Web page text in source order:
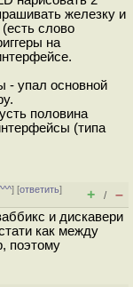
железку и
слово
на
- упал основной
половина
(типа
] [ответить]
+ / –
и дискавери
как между
поэтому